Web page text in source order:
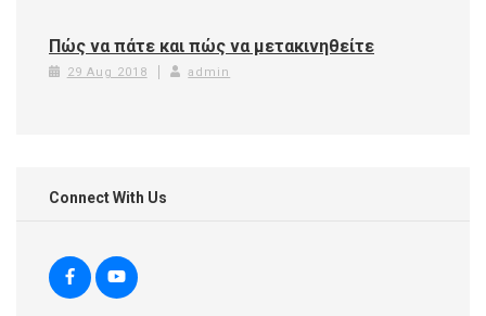
Πώς να πάτε και πώς να μετακινηθείτε
29 Aug 2018 admin
Connect With Us